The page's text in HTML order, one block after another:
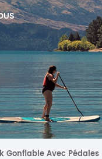
Gonflable Avec Pédales